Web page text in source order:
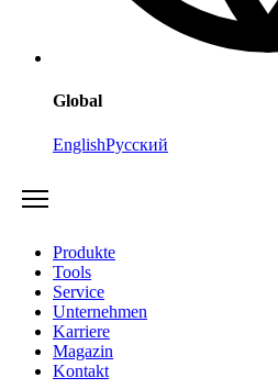
Global
EnglishРусский
Produkte
Tools
Service
Unternehmen
Karriere
Magazin
Kontakt